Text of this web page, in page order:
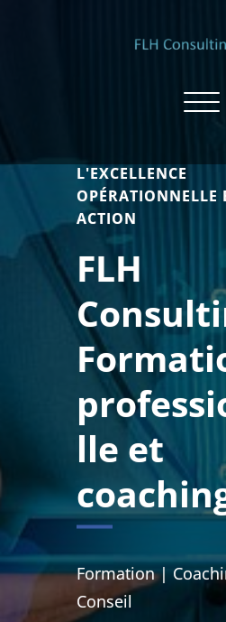
L'EXCELLENCE
OPÉRATIONNELLE
ACTION
FLH
lle et
Formation |
Conseil